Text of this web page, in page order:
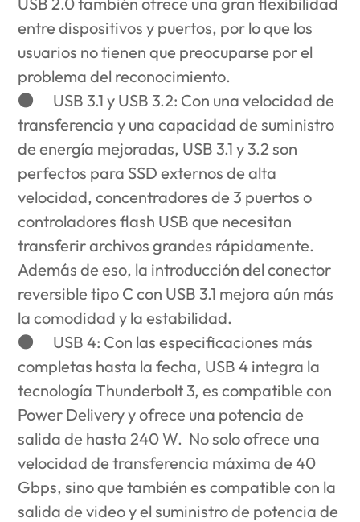
entre dispositivos y puertos, por lo que los
usuarios no tienen que preocuparse por el
problema del reconocimiento.
● USB 3.1 y USB 3.2: Con una velocidad de
transferencia y una capacidad de suministro
de energía mejoradas, USB 3.1 y 3.2 son
perfectos para SSD externos de alta
velocidad, concentradores de 3 puertos o
controladores flash USB que necesitan
transferir archivos grandes rápidamente.
Además de eso, la introducción del conector
reversible tipo C con USB 3.1 mejora aún más
la comodidad y la estabilidad.
● USB 4: Con las especificaciones más
completas hasta la fecha, USB 4 integra la
tecnología Thunderbolt 3, es compatible con
Power Delivery y ofrece una potencia de
salida de hasta 240 W. No solo ofrece una
velocidad de transferencia máxima de 40
Gbps, sino que también es compatible con la
salida de video y el suministro de potencia de